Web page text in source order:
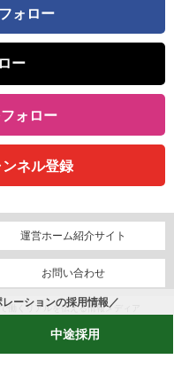
ーションの採用情報／
中途採用
ォロー
ー
ォロー
ネル登録
運営ホーム紹介サイト
お問い合わせ
働くリアルを伝える情報メディア